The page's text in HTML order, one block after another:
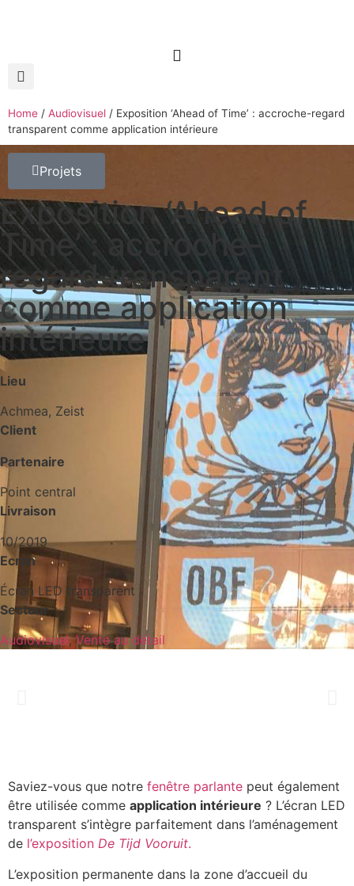
Home / Audiovisuel / Exposition ‘Ahead of Time’ : accroche-regard
transparent comme application intérieure
Projets
Exposition ‘Ahead of
Time’ : accroche-
regard transparent
comme application
intérieure
Lieu
Achmea, Zeist
Client
Partenaire
Point central
Livraison
10/2019
Ecran
Écran LED transparent
Secteur
Audiovisuel,Vente au détail
Saviez-vous que notre fenêtre parlante peut également
être utilisée comme application intérieure ? L’écran LED
transparent s’intègre parfaitement dans l’aménagement
de l’exposition De Tijd Vooruit.
L’exposition permanente dans la zone d’accueil du